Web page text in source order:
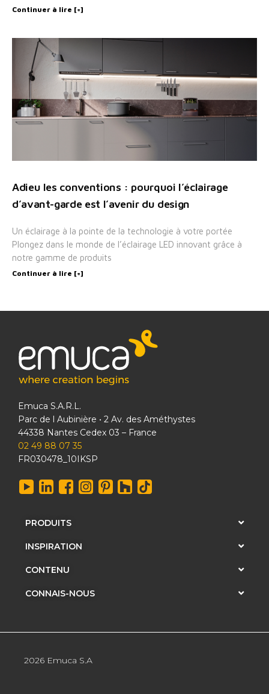
Continuer à lire [+]
Adieu les conventions : pourquoi l’éclairage
d’avant-garde est l’avenir du design
Un éclairage à la pointe de la technologie à votre portée
Plongez dans le monde de l’éclairage LED innovant grâce à
notre gamme de produits
Continuer à lire [+]
Emuca S.A.R.L.
Parc de l Aubinière • 2 Av. des Améthystes
44338 Nantes Cedex 03 – France
02 49 88 07 35
FR030478_10IKSP
PRODUITS
INSPIRATION
CONTENU
CONNAIS-NOUS
2026 Emuca S.A